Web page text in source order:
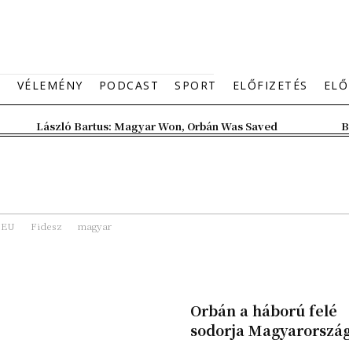
VÉLEMÉNY PODCAST SPORT ELŐFIZETÉS
László Bartus: Magyar Won, Orbán Was Saved
EU Fidesz magyar
Orbán a háború felé
sodorja